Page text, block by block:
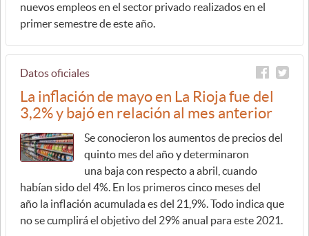
nuevos empleos en el sector privado realizados en el
primer semestre de este año.
Datos oficiales
La inflación de mayo en La Rioja fue del
3,2% y bajó en relación al mes anterior
Se conocieron los aumentos de precios del
quinto mes del año y determinaron
una baja con respecto a abril, cuando
habían sido del 4%. En los primeros cinco meses del
año la inflación acumulada es del 21,9%. Todo indica que
no se cumplirá el objetivo del 29% anual para este 2021.